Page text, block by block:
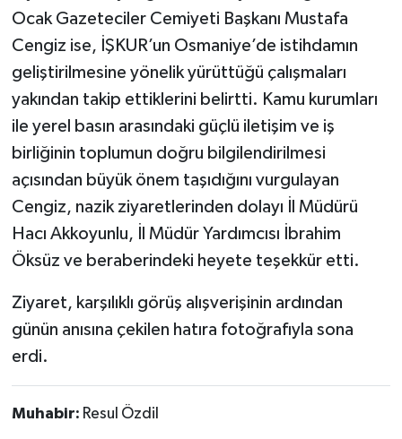
Ocak Gazeteciler Cemiyeti Başkanı Mustafa
Cengiz ise, İŞKUR’un Osmaniye’de istihdamın
geliştirilmesine yönelik yürüttüğü çalışmaları
yakından takip ettiklerini belirtti. Kamu kurumları
ile yerel basın arasındaki güçlü iletişim ve iş
birliğinin toplumun doğru bilgilendirilmesi
açısından büyük önem taşıdığını vurgulayan
Cengiz, nazik ziyaretlerinden dolayı İl Müdürü
Hacı Akkoyunlu, İl Müdür Yardımcısı İbrahim
Öksüz ve beraberindeki heyete teşekkür etti.
Ziyaret, karşılıklı görüş alışverişinin ardından
günün anısına çekilen hatıra fotoğrafıyla sona
erdi.
Muhabir: Resul Özdil